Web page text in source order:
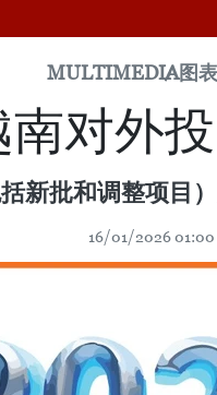
MULTIMEDIA图
对外
新批和调整项目
16/01/2026 01:00